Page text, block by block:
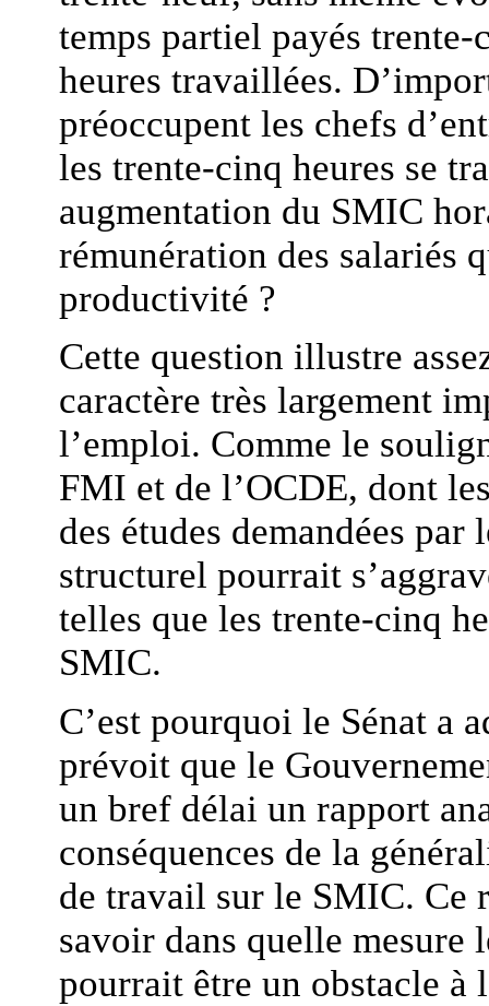
temps partiel payés
heures travaillées.
préoccupent les chefs
les trente-cinq heures se
augmentation du SMIC
rémunération des salariés
productivité ?
Cette question illustre
caractère très largement
l’emploi. Comme le
FMI et de l’OCDE, dont
des études demandées
structurel pourrait
telles que les trente-cinq
SMIC.
C’est pourquoi le Sénat a
prévoit que le
un bref délai un rapport
conséquences de la
de travail sur le SMIC. Ce
savoir dans quelle
pourrait être un obstacle à